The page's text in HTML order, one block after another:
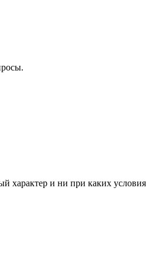
характер и ни при каких